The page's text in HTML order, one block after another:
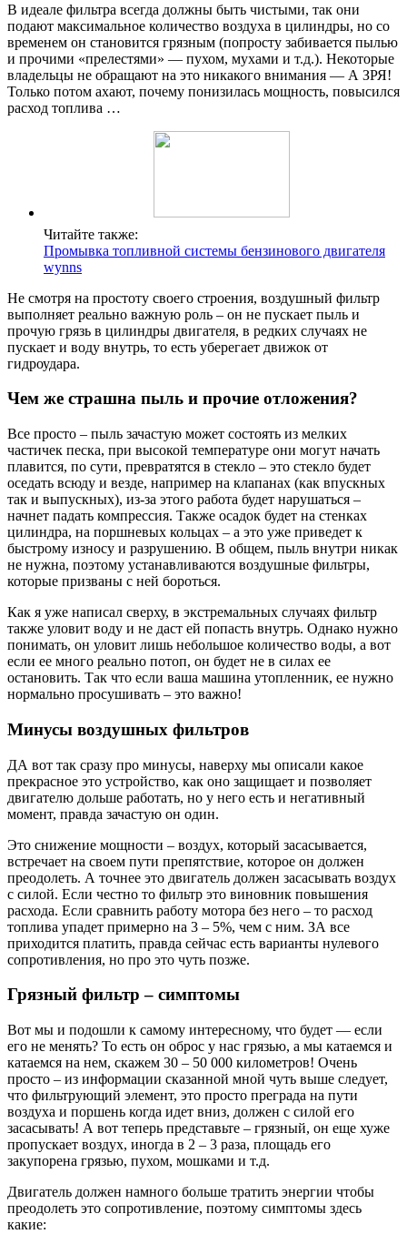
В идеале фильтра всегда должны быть чистыми, так они
подают максимальное количество воздуха в цилиндры, но со
временем он становится грязным (попросту забивается пылью
и прочими «прелестями» — пухом, мухами и т.д.). Некоторые
владельцы не обращают на это никакого внимания — А ЗРЯ!
Только потом ахают, почему понизилась мощность, повысился
расход топлива …
Читайте также:
Промывка топливной системы бензинового двигателя
wynns
Не смотря на простоту своего строения, воздушный фильтр
выполняет реально важную роль – он не пускает пыль и
прочую грязь в цилиндры двигателя, в редких случаях не
пускает и воду внутрь, то есть уберегает движок от
гидроудара.
Чем же страшна пыль и прочие отложения?
Все просто – пыль зачастую может состоять из мелких
частичек песка, при высокой температуре они могут начать
плавится, по сути, превратятся в стекло – это стекло будет
оседать всюду и везде, например на клапанах (как впускных
так и выпускных), из-за этого работа будет нарушаться –
начнет падать компрессия. Также осадок будет на стенках
цилиндра, на поршневых кольцах – а это уже приведет к
быстрому износу и разрушению. В общем, пыль внутри никак
не нужна, поэтому устанавливаются воздушные фильтры,
которые призваны с ней бороться.
Как я уже написал сверху, в экстремальных случаях фильтр
также уловит воду и не даст ей попасть внутрь. Однако нужно
понимать, он уловит лишь небольшое количество воды, а вот
если ее много реально потоп, он будет не в силах ее
остановить. Так что если ваша машина утопленник, ее нужно
нормально просушивать – это важно!
Минусы воздушных фильтров
ДА вот так сразу про минусы, наверху мы описали какое
прекрасное это устройство, как оно защищает и позволяет
двигателю дольше работать, но у него есть и негативный
момент, правда зачастую он один.
Это снижение мощности – воздух, который засасывается,
встречает на своем пути препятствие, которое он должен
преодолеть. А точнее это двигатель должен засасывать воздух
с силой. Если честно то фильтр это виновник повышения
расхода. Если сравнить работу мотора без него – то расход
топлива упадет примерно на 3 – 5%, чем с ним. ЗА все
приходится платить, правда сейчас есть варианты нулевого
сопротивления, но про это чуть позже.
Грязный фильтр – симптомы
Вот мы и подошли к самому интересному, что будет — если
его не менять? То есть он оброс у нас грязью, а мы катаемся и
катаемся на нем, скажем 30 – 50 000 километров! Очень
просто – из информации сказанной мной чуть выше следует,
что фильтрующий элемент, это просто преграда на пути
воздуха и поршень когда идет вниз, должен с силой его
засасывать! А вот теперь представьте – грязный, он еще хуже
пропускает воздух, иногда в 2 – 3 раза, площадь его
закупорена грязью, пухом, мошками и т.д.
Двигатель должен намного больше тратить энергии чтобы
преодолеть это сопротивление, поэтому симптомы здесь
какие: